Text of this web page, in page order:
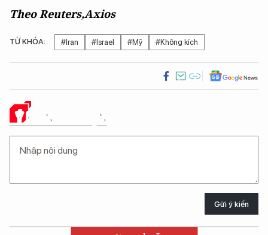
Theo Reuters,Axios
TỪ KHÓA: #Iran #Israel #Mỹ #Không kích
Ý KIẾN CỦA BẠN
Gửi ý kiến